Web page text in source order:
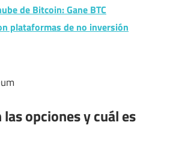
de Bitcoin: Gane BTC
plataformas de no inversión
las opciones y cuál es